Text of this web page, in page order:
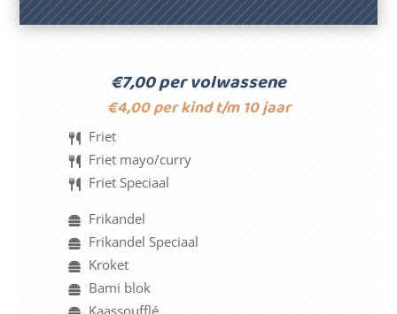
€7,00 per volwassene
€4,00 per kind t/m 10 jaar
Friet
Friet mayo/curry
Friet Speciaal
Frikandel
Frikandel Speciaal
Kroket
Bami blok
Kaassoufflé